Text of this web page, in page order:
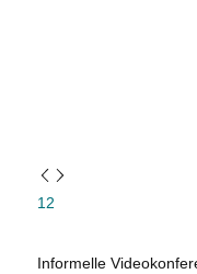
12
Informelle